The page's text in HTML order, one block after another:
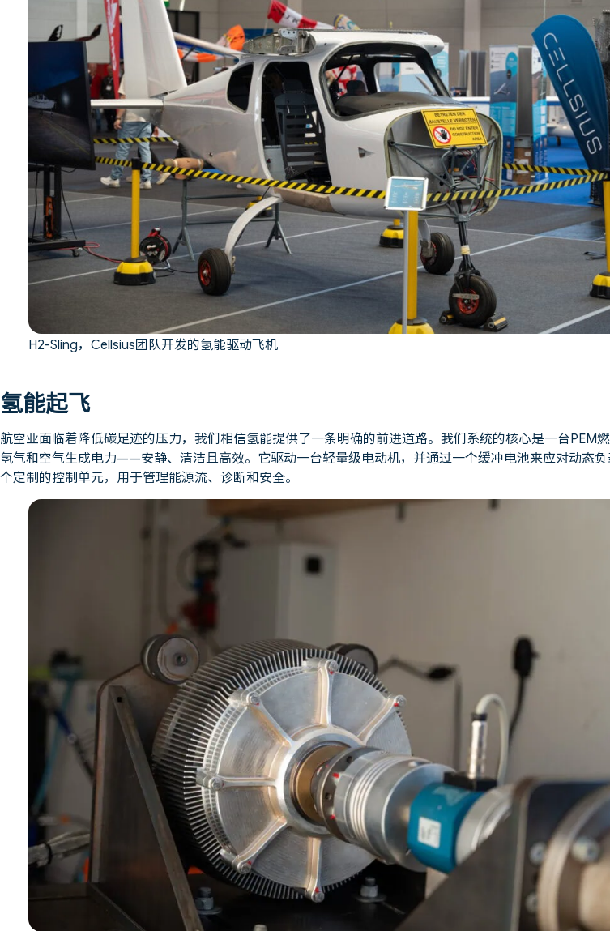
H2-Sling，Cellsius团队开发的氢能驱动飞机
氢能起飞
航空业面临着降低碳足迹的压力，我们相信氢能提供了一条明确的前进道路。我们系统的核心是一台PEM
氢气和空气生成电力——安静、清洁且高效。它驱动一台轻量级电动机，并通过一个缓冲电池来应对动态
个定制的控制单元，用于管理能源流、诊断和安全。